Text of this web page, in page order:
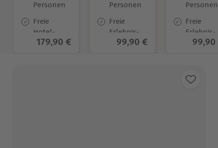
Personen
Freie
Hotel-
Auswahl
Aktueller Preis
179,90 €
Personen
Freie
Erlebnis-
Auswahl
Aktueller Preis
99,90 €
Personen
Freie
Erlebnis-
Auswahl
99,90